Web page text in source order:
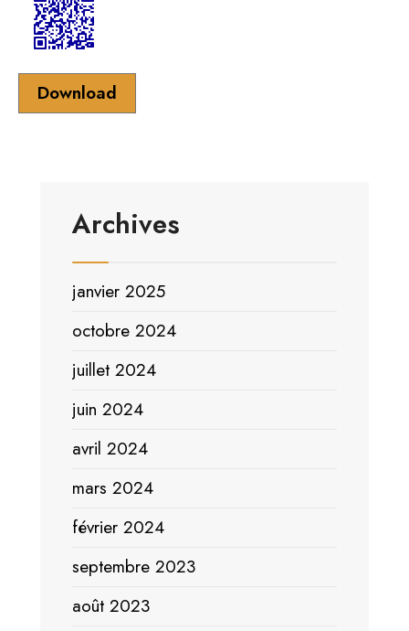
Download
Archives
janvier 2025
octobre 2024
juillet 2024
juin 2024
avril 2024
mars 2024
février 2024
septembre 2023
août 2023